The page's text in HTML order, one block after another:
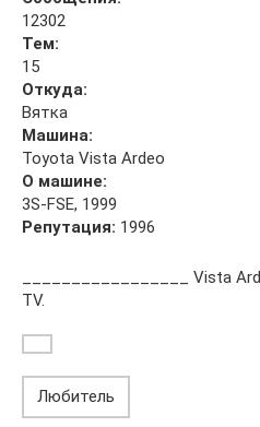
12302
Тем:
15
Откуда:
Вятка
Машина:
Toyota Vista Ardeo
О машине:
3S-FSE, 1999
Репутация: 1996
_________________ Vista
TV.
Любитель